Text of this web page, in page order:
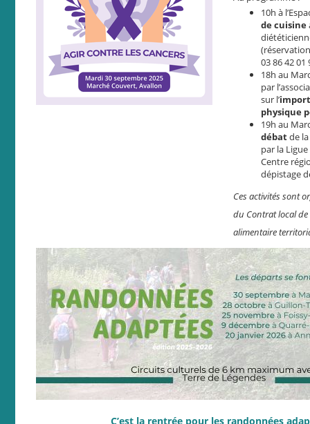
10h à
de cuisine
03 86 42 01
18h au
par
sur l’
physique
19h au
débatde
par la
Centre
dépistage
Ces activités sont
du Contrat local
alimentaire
C’est la rentrée pour les randonnées